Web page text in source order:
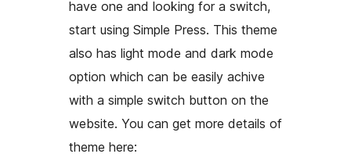
have one and looking for a switch,
start using Simple Press. This theme
also has light mode and dark mode
option which can be easily achive
with a simple switch button on the
website. You can get more details of
theme here: